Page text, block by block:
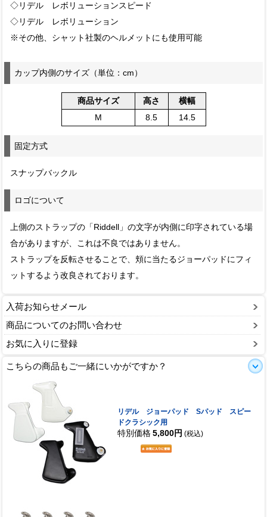
◇リデル レボリューションスピード
◇リデル レボリューション
※その他、シャット社製のヘルメットにも使用可能
カップ内側のサイズ（単位：cm）
商品サイズ 高さ
横幅
M
8.5 14.5
固定方式
スナップバックル
ロゴについて
上側のストラップの「Riddell」の文字が内側に印字されている場
合がありますが、これは不良ではありません。
ストラップを反転させることで、頬に当たるジョーパッドにフィ
ットするよう改良されております。
入荷お知らせメール
商品についてのお問い合わせ
お気に入りに登録
こちらの商品もご一緒にいかがですか？
リデル ジョーパッド Sパッド スピー
ドクラシック用
特別価格 5,800円 (税込)